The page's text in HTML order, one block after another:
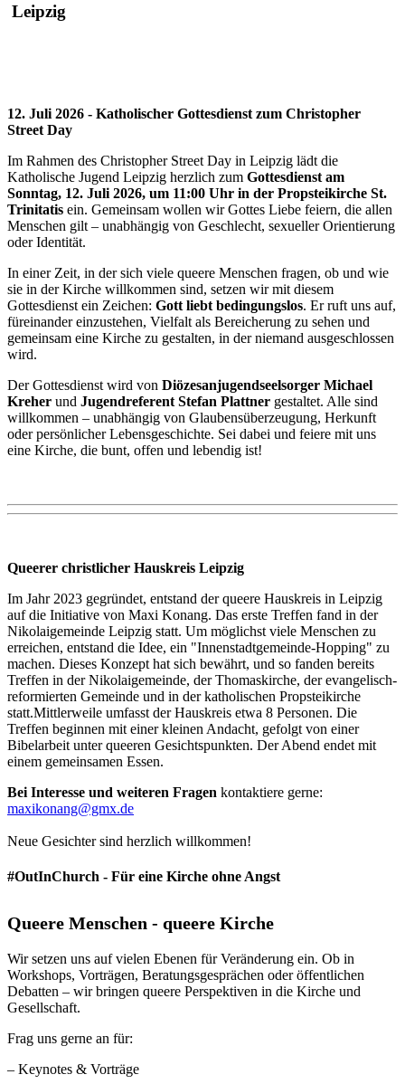
Leipzig
12. Juli 2026 - Katholischer Gottesdienst zum Christopher
Street Day
Im Rahmen des Christopher Street Day in Leipzig lädt die
Katholische Jugend Leipzig herzlich zum Gottesdienst am
Sonntag, 12. Juli 2026, um 11:00 Uhr in der Propsteikirche St.
Trinitatis ein. Gemeinsam wollen wir Gottes Liebe feiern, die allen
Menschen gilt – unabhängig von Geschlecht, sexueller Orientierung
oder Identität.
In einer Zeit, in der sich viele queere Menschen fragen, ob und wie
sie in der Kirche willkommen sind, setzen wir mit diesem
Gottesdienst ein Zeichen: Gott liebt bedingungslos. Er ruft uns auf,
füreinander einzustehen, Vielfalt als Bereicherung zu sehen und
gemeinsam eine Kirche zu gestalten, in der niemand ausgeschlossen
wird.
Der Gottesdienst wird von Diözesanjugendseelsorger Michael
Kreher und Jugendreferent Stefan Plattner gestaltet. Alle sind
willkommen – unabhängig von Glaubensüberzeugung, Herkunft
oder persönlicher Lebensgeschichte. Sei dabei und feiere mit uns
eine Kirche, die bunt, offen und lebendig ist!
Queerer christlicher Hauskreis Leipzig
Im Jahr 2023 gegründet, entstand der queere Hauskreis in Leipzig
auf die Initiative von Maxi Konang. Das erste Treffen fand in der
Nikolaigemeinde Leipzig statt. Um möglichst viele Menschen zu
erreichen, entstand die Idee, ein "Innenstadtgemeinde-Hopping" zu
machen. Dieses Konzept hat sich bewährt, und so fanden bereits
Treffen in der Nikolaigemeinde, der Thomaskirche, der evangelisch-
reformierten Gemeinde und in der katholischen Propsteikirche
statt.Mittlerweile umfasst der Hauskreis etwa 8 Personen. Die
Treffen beginnen mit einer kleinen Andacht, gefolgt von einer
Bibelarbeit unter queeren Gesichtspunkten. Der Abend endet mit
einem gemeinsamen Essen.
Bei Interesse und weiteren Fragen kontaktiere gerne:
maxikonang@gmx.de
Neue Gesichter sind herzlich willkommen!
#OutInChurch - Für eine Kirche ohne Angst
Queere Menschen - queere Kirche
Wir setzen uns auf vielen Ebenen für Veränderung ein. Ob in
Workshops, Vorträgen, Beratungsgesprächen oder öffentlichen
Debatten – wir bringen queere Perspektiven in die Kirche und
Gesellschaft.
Frag uns gerne an für:
– Keynotes & Vorträge